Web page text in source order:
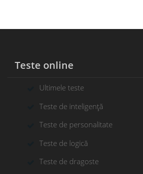
Teste online
Ultimele teste
Teste de inteligență
Teste de personalitate
Teste de logică
Teste de dragoste